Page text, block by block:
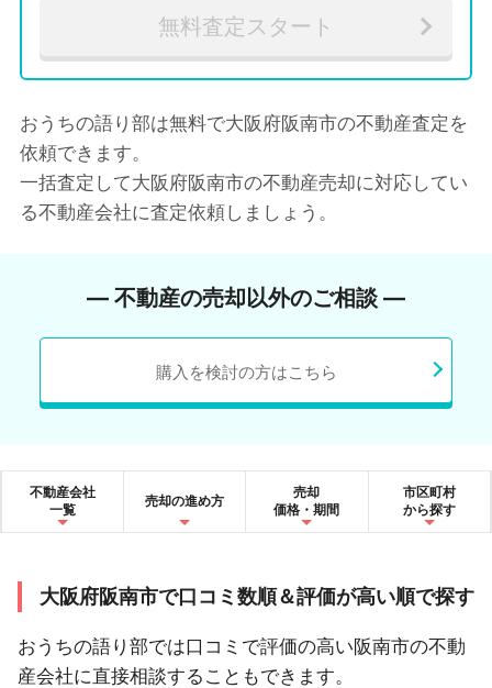
無料査定スタート
おうちの語り部は無料で大阪府阪南市の不動産査定を
依頼できます。
一括査定して大阪府阪南市の不動産売却に対応してい
る不動産会社に査定依頼しましょう。
― 不動産の売却以外のご相談 ―
購入を検討の方はこちら
不動産会社
一覧
売却の進め方
売却
価格・期間
市区町村
から探す
大阪府阪南市で口コミ数順＆評価が高い順で探す
おうちの語り部では口コミで評価の高い阪南市の不動
産会社に直接相談することもできます。